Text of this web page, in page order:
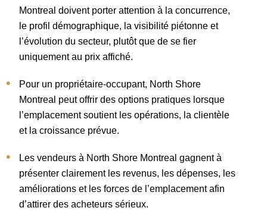
Montreal doivent porter attention à la concurrence,
le profil démographique, la visibilité piétonne et
l’évolution du secteur, plutôt que de se fier
uniquement au prix affiché.
Pour un propriétaire-occupant, North Shore
Montreal peut offrir des options pratiques lorsque
l’emplacement soutient les opérations, la clientèle
et la croissance prévue.
Les vendeurs à North Shore Montreal gagnent à
présenter clairement les revenus, les dépenses, les
améliorations et les forces de l’emplacement afin
d’attirer des acheteurs sérieux.